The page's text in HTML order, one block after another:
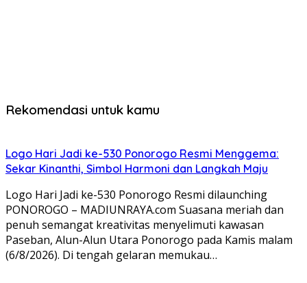
Rekomendasi untuk kamu
Logo Hari Jadi ke-530 Ponorogo Resmi Menggema:
Sekar Kinanthi, Simbol Harmoni dan Langkah Maju
Logo Hari Jadi ke-530 Ponorogo Resmi dilaunching
PONOROGO – MADIUNRAYA.com Suasana meriah dan
penuh semangat kreativitas menyelimuti kawasan
Paseban, Alun-Alun Utara Ponorogo pada Kamis malam
(6/8/2026). Di tengah gelaran memukau…